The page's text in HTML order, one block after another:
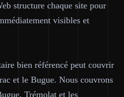
structure chaque site pour
visibles et
bien référencé peut couvrir
et le Bugue. Nous couvrons
Trémolat et les